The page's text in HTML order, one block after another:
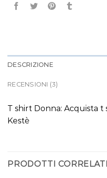
DESCRIZIONE
RECENSIONI (3)
T shirt Donna: Acquista
Kestè
PRODOTTI CORRELATI